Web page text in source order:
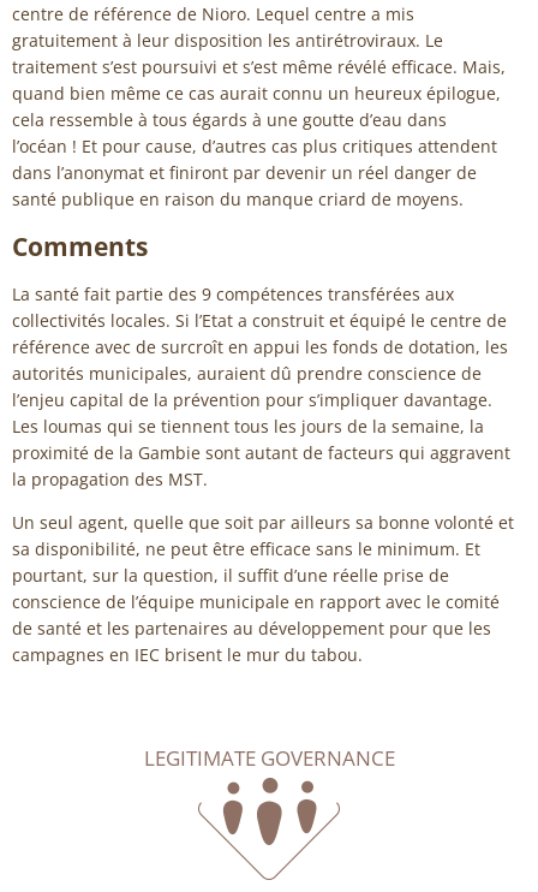
centre de référence de Nioro. Lequel centre a mis
gratuitement à leur disposition les antirétroviraux. Le
traitement s’est poursuivi et s’est même révélé efficace. Mais,
quand bien même ce cas aurait connu un heureux épilogue,
cela ressemble à tous égards à une goutte d’eau dans
l’océan ! Et pour cause, d’autres cas plus critiques attendent
dans l’anonymat et finiront par devenir un réel danger de
santé publique en raison du manque criard de moyens.
Comments
La santé fait partie des 9 compétences transférées aux
collectivités locales. Si l’Etat a construit et équipé le centre de
référence avec de surcroît en appui les fonds de dotation, les
autorités municipales, auraient dû prendre conscience de
l’enjeu capital de la prévention pour s’impliquer davantage.
Les loumas qui se tiennent tous les jours de la semaine, la
proximité de la Gambie sont autant de facteurs qui aggravent
la propagation des MST.
Un seul agent, quelle que soit par ailleurs sa bonne volonté et
sa disponibilité, ne peut être efficace sans le minimum. Et
pourtant, sur la question, il suffit d’une réelle prise de
conscience de l’équipe municipale en rapport avec le comité
de santé et les partenaires au développement pour que les
campagnes en IEC brisent le mur du tabou.
LEGITIMATE GOVERNANCE